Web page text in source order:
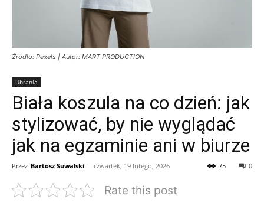
Źródło: Pexels | Autor: MART PRODUCTION
Ubrania
Biała koszula na co dzień: jak
stylizować, by nie wyglądać
jak na egzaminie ani w biurze
Przez Bartosz Suwalski - czwartek, 19 lutego, 2026 0
75
Rate this post